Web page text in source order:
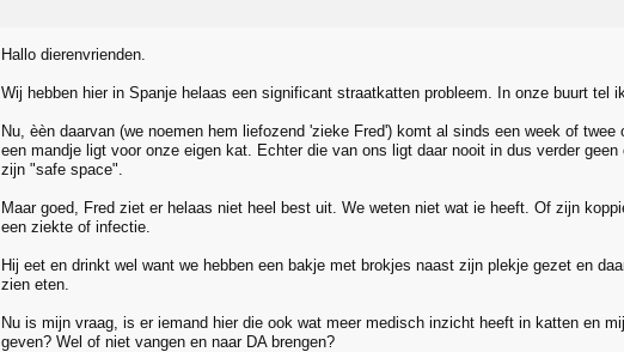
Hallo dierenvrienden.
Wij hebben hier in Spanje helaas een significant straatkatten probleem. In onze buurt tel
Nu, èèn daarvan (we noemen hem liefozend 'zieke Fred') komt al sinds een week of twee
een mandje ligt voor onze eigen kat. Echter die van ons ligt daar nooit in dus verder
zijn "safe space".
Maar goed, Fred ziet er helaas niet heel best uit. We weten niet wat ie heeft. Of zijn
een ziekte of infectie.
Hij eet en drinkt wel want we hebben een bakje met brokjes naast zijn plekje gezet en
zien eten.
Nu is mijn vraag, is er iemand hier die ook wat meer medisch inzicht heeft in katten en
geven? Wel of niet vangen en naar DA brengen?